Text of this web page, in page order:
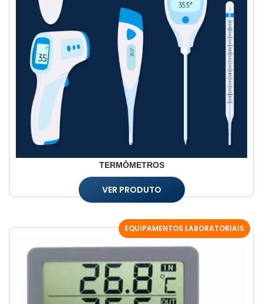
TERMÔMETROS
VER PRODUTO
EQUIPAMENTOS LABORATORIAIS